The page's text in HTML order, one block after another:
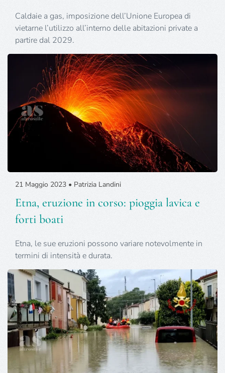
Caldaie a gas, imposizione dell’Unione Europea di
vietarne l’utilizzo all’interno delle abitazioni private a
partire dal 2029.
21 Maggio 2023 • Patrizia Landini
Etna, eruzione in corso: pioggia lavica e
forti boati
Etna, le sue eruzioni possono variare notevolmente in
termini di intensità e durata.